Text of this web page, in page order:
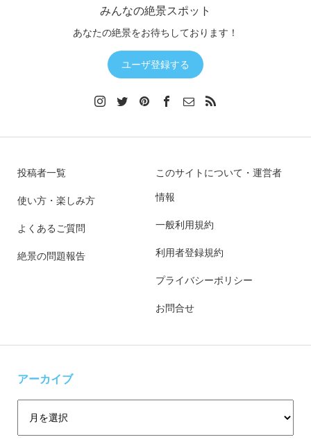
みんなの絶景スポット
あなたの絶景をお待ちしております！
ユーザ登録する
投稿者一覧
使い方・楽しみ方
よくあるご質問
絶景の問題報告
このサイトについて・運営者
情報
一般利用規約
利用者登録規約
プライバシーポリシー
お問合せ
アーカイブ